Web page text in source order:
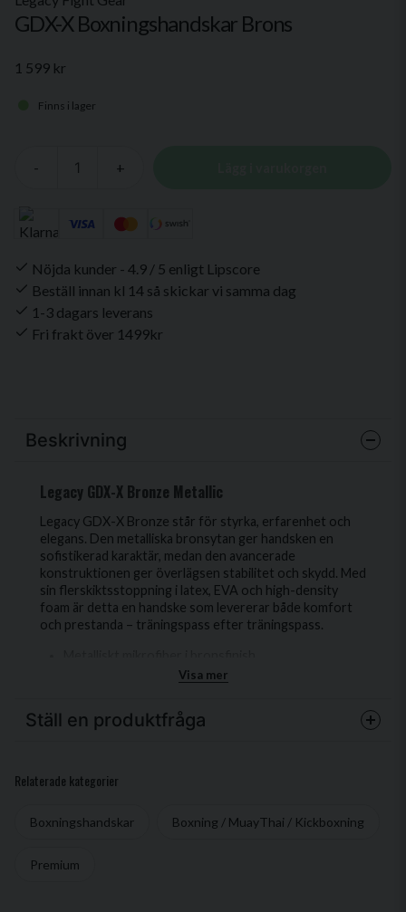
GDX-X Boxningshandskar Brons
1 599 kr
Finns i lager
- +
Nöjda kunder - 4.9 / 5 enligt Lipscore
Beställ innan kl 14 så skickar vi samma dag
1-3 dagars leverans
Fri frakt över 1499kr
Beskrivning
Legacy GDX-X Bronze Metallic
Legacy GDX-X Bronze står för styrka, erfarenhet och
elegans. Den metalliska bronsytan ger handsken en
sofistikerad karaktär, medan den avancerade
konstruktionen ger överlägsen stabilitet och skydd. Med
sin flerskiktsstoppning i latex, EVA och high-density
foam är detta en handske som levererar både komfort
och prestanda – träningspass efter träningspass.
3-lagersstoppning för optimalt skydd
Snörad design för stabilitet och kontroll
Handgjorda i Italien
tradition, kvalitet och ett sofistikerat uttryck – en
Visa mer
Ställ en produktfråga
Fråga oss något om denna produkten...
name
Namn
Relaterade kategorier
Boxningshandskar Boxning / MuayThai / Kickboxning
Premium